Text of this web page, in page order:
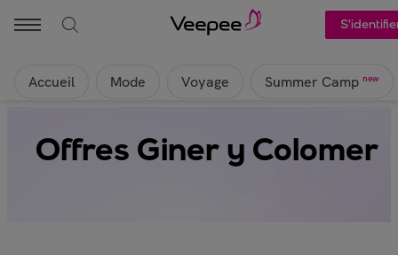
Accueil Mode Voyage Summer Camp new
Offres Giner y Colomer